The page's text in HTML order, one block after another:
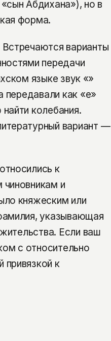
Абдихана»), но в
форма.
варианты
передачи
языке звук «ә»
передавали как «е»
колебания.
вариант —
к
и
княжеским или
указывающая
Если ваш
с относительно
к